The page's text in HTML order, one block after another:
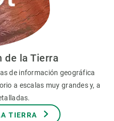
de la Tierra
de información geográfica
a escalas muy grandes y, a
TIERRA